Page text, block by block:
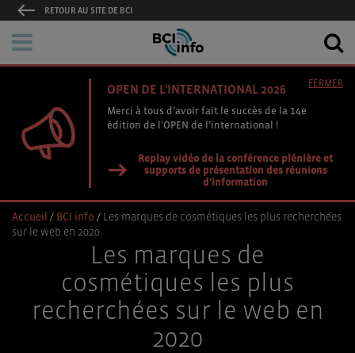
RETOUR AU SITE DE BCI
OPEN DE L'INTERNATIONAL 2026
Merci à tous d’avoir fait le succès de la 14e
édition de l’OPEN de l’international !
Replay vidéo de la conférence plénière et
supports de présentation des réunions
d'information
FERMER
Accueil / BCI info / Les marques de cosmétiques les plus recherchées
sur le web en 2020
Les marques de
cosmétiques les plus
recherchées sur le web en
2020